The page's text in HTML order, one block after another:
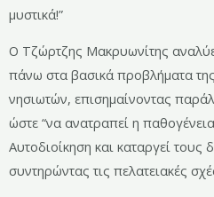
μυστικά!”
Ο Τζώρτζης Μακρυωνίτης
πάνω στα βασικά προβλήματα
νησιωτών, επισημαίνοντας
ώστε “να ανατραπεί η
Αυτοδιοίκηση και καταργεί τους
συντηρώντας τις πελατειακές